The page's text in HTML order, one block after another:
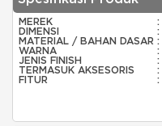
MEREK :
DIMENSI
:
MATERIAL / BAHAN DASAR :
WARNA
:
JENIS FINISH
:
TERMASUK AKSESORIS
:
FITUR
: